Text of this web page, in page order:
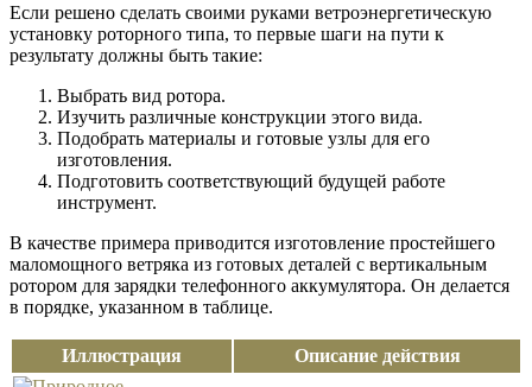
Если решено сделать своими руками ветроэнергетическую
установку роторного типа, то первые шаги на пути к
результату должны быть такие:
Выбрать вид ротора.
Изучить различные конструкции этого вида.
Подобрать материалы и готовые узлы для его
изготовления.
Подготовить соответствующий будущей работе
инструмент.
В качестве примера приводится изготовление простейшего
маломощного ветряка из готовых деталей с вертикальным
ротором для зарядки телефонного аккумулятора. Он делается
в порядке, указанном в таблице.
Иллюстрация Описание действия